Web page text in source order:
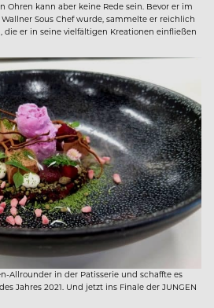
kann aber keine Rede sein. Bevor er im
Sous Chef wurde, sammelte er reichlich
die er in seine vielfältigen Kreationen einfließen
Allrounder in der Patisserie und schaffte es
Jahres 2021. Und jetzt ins Finale der JUNGEN